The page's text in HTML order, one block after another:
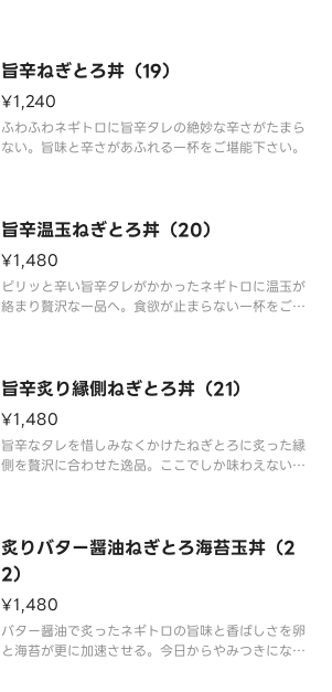
旨辛ねぎとろ丼（19）
¥1,240
ふわふわネギトロに旨辛タレの絶妙な辛さがたまら
ない。旨味と辛さがあふれる一杯をご堪能下さい。
旨辛温玉ねぎとろ丼（20）
¥1,480
ピリッと辛い旨辛タレがかかったネギトロに温玉が
絡まり贅沢な一品へ。食欲が止まらない一杯をご堪
旨辛炙り縁側ねぎとろ丼（21）
¥1,480
旨辛なタレを惜しみなくかけたねぎとろに炙った縁
側を贅沢に合わせた逸品。ここでしか味わえない一
炙りバター醤油ねぎとろ海苔玉丼（2
2）
¥1,480
バター醤油で炙ったネギトロの旨味と香ばしさを卵
と海苔が更に加速させる。今日からやみつきになる